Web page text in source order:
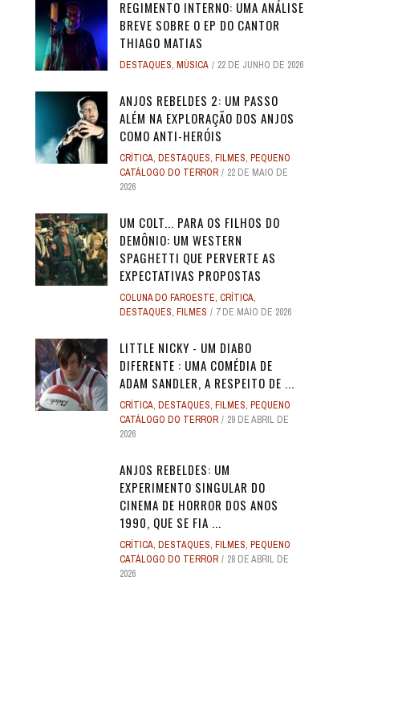
REGIMENTO INTERNO: UMA ANÁLISE
BREVE SOBRE O EP DO CANTOR
THIAGO MATIAS
DESTAQUES, MÚSICA 22 DE JUNHO DE 2026
ANJOS REBELDES 2: UM PASSO
ALÉM NA EXPLORAÇÃO DOS ANJOS
COMO ANTI-HERÓIS
CRÍTICA, DESTAQUES, FILMES, PEQUENO
CATÁLOGO DO TERROR
22 DE MAIO DE
2026
UM COLT... PARA OS FILHOS DO
DEMÔNIO: UM WESTERN
SPAGHETTI QUE PERVERTE AS
EXPECTATIVAS PROPOSTAS
COLUNA DO FAROESTE, CRÍTICA,
DESTAQUES, FILMES 7 DE MAIO DE 2026
LITTLE NICKY - UM DIABO
DIFERENTE : UMA COMÉDIA DE
ADAM SANDLER, A RESPEITO DE ...
CRÍTICA, DESTAQUES, FILMES, PEQUENO
CATÁLOGO DO TERROR
29 DE ABRIL DE
2026
ANJOS REBELDES: UM
EXPERIMENTO SINGULAR DO
CINEMA DE HORROR DOS ANOS
1990, QUE SE FIA ...
CRÍTICA, DESTAQUES, FILMES, PEQUENO
CATÁLOGO DO TERROR
28 DE ABRIL DE
2026